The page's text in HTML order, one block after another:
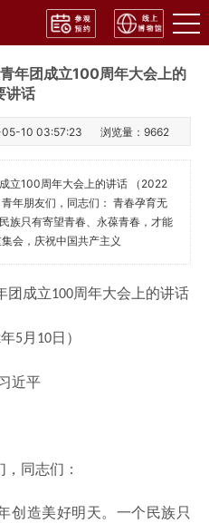
年团成立100周年大会上的
讲话
10 03:57:23 浏览量： 9662
立100周年大会上的讲话 （2022
年朋友们，同志们： 青春孕育无
族只有寄望青春、永葆青春，才能
会，庆祝中国共产主义
团成立100周年大会上的讲话
年5月 10日）
近平
同志们：
创造美好明天。一个民族只